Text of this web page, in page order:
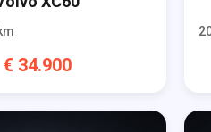
€ 34.900